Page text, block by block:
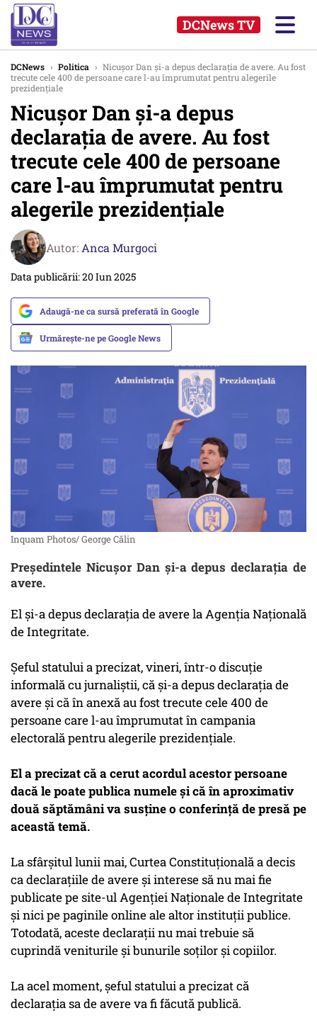
DCNews TV
DCNews › Politica › Nicuşor Dan şi-a depus declaraţia de avere. Au fost
trecute cele 400 de persoane care l-au împrumutat pentru alegerile
prezidenţiale
Nicuşor Dan şi-a depus
declaraţia de avere. Au fost
trecute cele 400 de persoane
care l-au împrumutat pentru
alegerile prezidenţiale
Autor: Anca Murgoci
Data publicării: 20 Iun 2025
Adaugă-ne ca sursă preferată în Google
Urmărește-ne pe Google News
Inquam Photos/ George Călin
Preşedintele Nicuşor Dan şi-a depus declaraţia de
avere.
El și-a depus declaraţia de avere la Agenţia Naţională
de Integritate.
Şeful statului a precizat, vineri, într-o discuţie
informală cu jurnaliştii, că şi-a depus declaraţia de
avere şi că în anexă au fost trecute cele 400 de
persoane care l-au împrumutat în campania
electorală pentru alegerile prezidenţiale.
El a precizat că a cerut acordul acestor persoane
dacă le poate publica numele şi că în aproximativ
două săptămâni va susţine o conferinţă de presă pe
această temă.
La sfârşitul lunii mai, Curtea Constituţională a decis
ca declaraţiile de avere şi interese să nu mai fie
publicate pe site-ul Agenţiei Naţionale de Integritate
şi nici pe paginile online ale altor instituţii publice.
Totodată, aceste declaraţii nu mai trebuie să
cuprindă veniturile şi bunurile soţilor şi copiilor.
La acel moment, şeful statului a precizat că
declaraţia sa de avere va fi făcută publică.